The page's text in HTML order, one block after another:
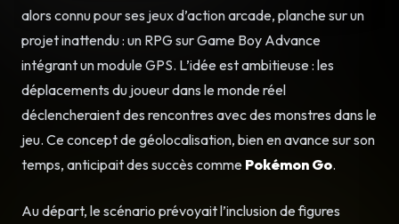
alors connu pour ses jeux d’action arcade, planche sur un
projet inattendu : un RPG sur Game Boy Advance
intégrant un module GPS. L’idée est ambitieuse : les
déplacements du joueur dans le monde réel
déclencheraient des rencontres avec des monstres dans le
jeu. Ce concept de géolocalisation, bien en avance sur son
temps, anticipait des succès comme Pokémon Go.
Au départ, le scénario prévoyait l’inclusion de figures